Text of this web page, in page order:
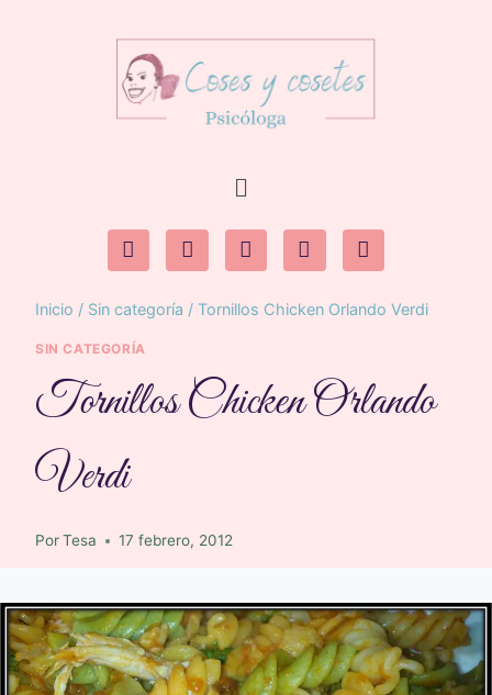
Inicio / Sin categoría / Tornillos Chicken Orlando Verdi
SIN CATEGORÍA
Tornillos Chicken Orlando
Verdi
PorTesa 17 febrero, 2012